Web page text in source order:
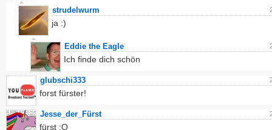
strudelwurm
ja :)
Eddie the Eagle
Ich finde dich schön
glubschi333
forst fürster!
Jesse_der_Fürst
fürst :O